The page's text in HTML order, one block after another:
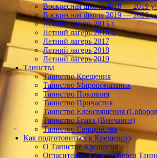
Воскресная школа 2018 — 2019
Воскресная школа 2019 — 2020
Летний лагерь 2015 г.
Летний лагерь 2016 г.
Летний лагерь 2017
Летний лагерь 2018
Летний лагерь 2019
Таинства
Таинство Крещения
Таинство Миропомазания
Таинство Покаяния
Таинство Причастия
Таинство Елеосвящения
Таинство Брака (Венчание)
Таинство Священства
Как подготовиться к Крещению
О Таинстве Крещения
Огласительная беседа перед